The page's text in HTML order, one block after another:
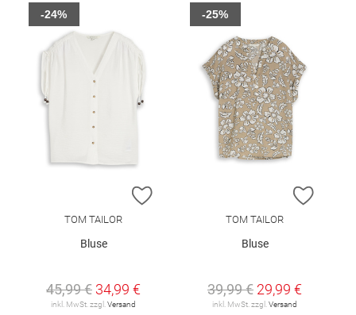
ZUR WUNSCHLISTE HINZUFÜGEN
TOM TAILOR
Bluse
45,99 € 34,99 €
inkl. MwSt. zzgl. Versand
-24%
ZUR
TOM TAILOR
Bluse
39,99 € 29,99 €
inkl. MwSt. zzgl. Versand
-25%